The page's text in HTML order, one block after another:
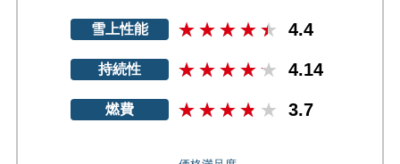
雪上性能 4.4
持続性 4.14
燃費 3.7